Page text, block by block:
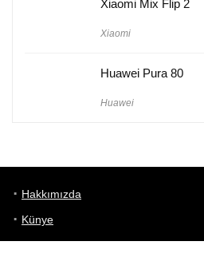
Xiaomi Mix Flip 2
Xiaomi
Huawei Pura 80
Huawei
Hakkımızda
Künye
Gizlilik Politikası